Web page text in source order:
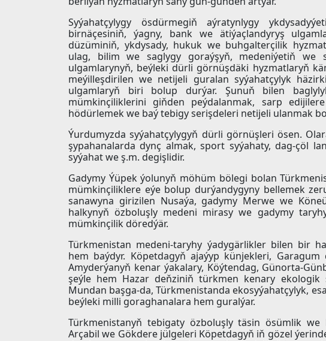
Syýahatçylygy ösdürmegiň aýratynlygy
birnäçesiniň, ýagny, bank we ätiýaçlandyryş
düzüminiň, ykdysady, hukuk we buhgalterçilik
ulag, bilim we saglygy goraýşyň, medeniýetiň we
ulgamlarynyň, beýleki dürli görnüşdäki hyzmatlaryň
meýilleşdirilen we netijeli guralan syýahatçylyk
ulgamlaryň biri bolup durýar. Şunuň bilen
mümkinçiliklerini giňden peýdalanmak, sarp
hödürlemek we baý tebigy serişdeleri netijeli ulanmak
Ýurdumyzda syýahatçylygyň dürli görnüşleri ösen.
şypahanalarda dynç almak, sport syýahaty, dag-çöl
syýahat we ş.m. degişlidir.
Gadymy Ýüpek ýolunyň möhüm bölegi bolan
mümkinçiliklere eýe bolup durýandygyny bellemek
sanawyna girizilen Nusaýa, gadymy Merwe we
halkynyň özboluşly medeni mirasy we gadymy
mümkinçilik döredýär.
Türkmenistan medeni-taryhy ýadygärlikler bilen bir
hem baýdyr. Köpetdagyň ajaýyp künjekleri,
Amyderýanyň kenar ýakalary, Köýtendag, Günorta-
şeýle hem Hazar deňziniň türkmen kenary ekologik
Mundan başga-da, Türkmenistanda ekosyýahatçylyk,
beýleki milli goraghanalara hem guralýar.
Türkmenistanyň tebigaty özboluşly täsin ösümlik we
Arçabil we Gökdere jülgeleri Köpetdagyň iň gözel